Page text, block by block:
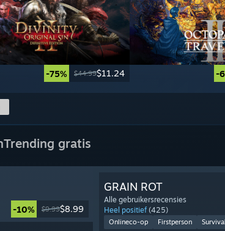
-75% $44.99$11.24 -
Trending gratis
-10% $9.99$8.99
GRAIN ROT
Alle gebruikersrecensies
Heel positief (425)
Onlineco-op Firstperson